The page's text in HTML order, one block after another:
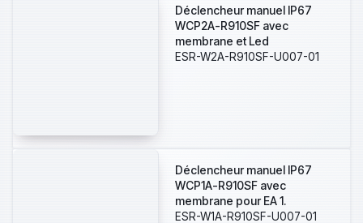
Déclencheur manuel IP67
WCP2A-R910SF avec
membrane et Led
ESR-W2A-R910SF-U007-01
Déclencheur manuel IP67
WCP1A-R910SF avec
membrane pour EA 1.
ESR-W1A-R910SF-U007-01